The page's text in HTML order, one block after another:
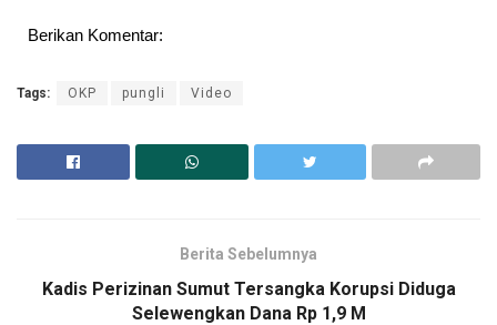
Berikan Komentar:
Tags: OKP pungli Video
Berita Sebelumnya
Kadis Perizinan Sumut Tersangka Korupsi Diduga
Selewengkan Dana Rp 1,9 M